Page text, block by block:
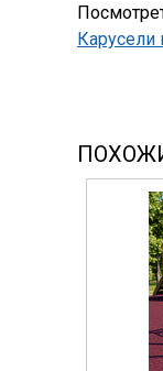
Карусели